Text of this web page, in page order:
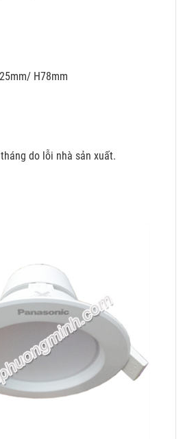
H78mm
do lỗi nhà sản xuất.